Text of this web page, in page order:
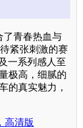
了青春热血与
紧张刺激的赛
一系列感人至
极高，细腻的
的真实魅力，
高清版